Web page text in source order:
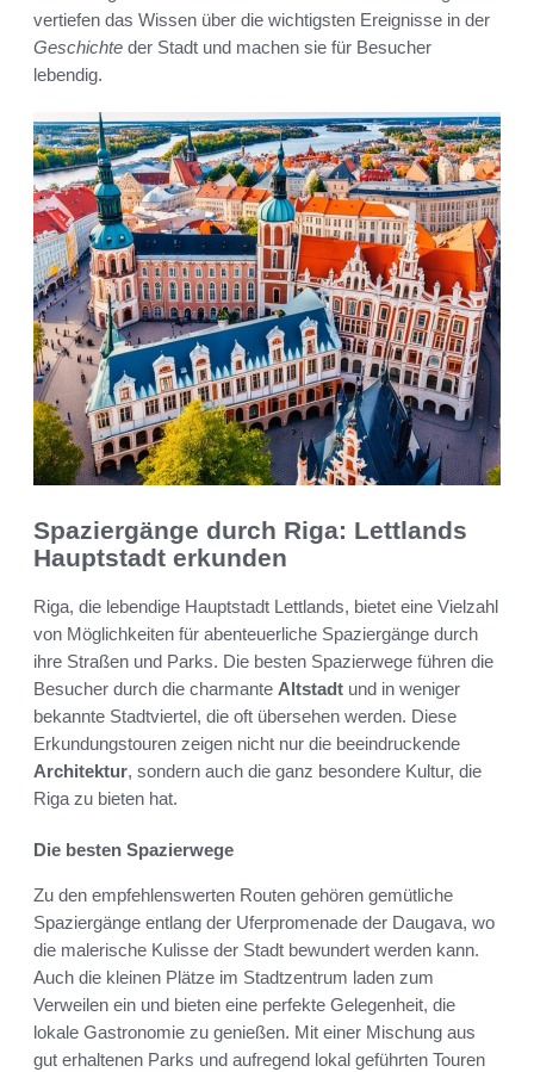
vertiefen das Wissen über die wichtigsten Ereignisse in der
Geschichte der Stadt und machen sie für Besucher
lebendig.
Spaziergänge durch Riga: Lettlands
Hauptstadt erkunden
Riga, die lebendige Hauptstadt Lettlands, bietet eine Vielzahl
von Möglichkeiten für abenteuerliche Spaziergänge durch
ihre Straßen und Parks. Die besten Spazierwege führen die
Besucher durch die charmante Altstadt und in weniger
bekannte Stadtviertel, die oft übersehen werden. Diese
Erkundungstouren zeigen nicht nur die beeindruckende
Architektur, sondern auch die ganz besondere Kultur, die
Riga zu bieten hat.
Die besten Spazierwege
Zu den empfehlenswerten Routen gehören gemütliche
Spaziergänge entlang der Uferpromenade der Daugava, wo
die malerische Kulisse der Stadt bewundert werden kann.
Auch die kleinen Plätze im Stadtzentrum laden zum
Verweilen ein und bieten eine perfekte Gelegenheit, die
lokale Gastronomie zu genießen. Mit einer Mischung aus
gut erhaltenen Parks und aufregend lokal geführten Touren